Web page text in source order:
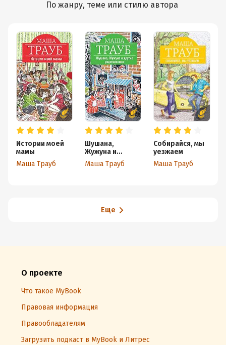
По жанру, теме или стилю автора
Истории моей
мамы
Маша Трауб
Шушана,
Жужуна и
другие
родственники
Маша Трауб
Собирайся, мы
уезжаем
Маша Трауб
Еще
О проекте
Что такое MyBook
Правовая информация
Правообладателям
Загрузить подкаст в MyBook и Литрес